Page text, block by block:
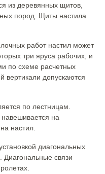
из деревянных щитов,
пород. Щиты настила
работ настил может
три яруса рабочих, и
по схеме расчетных
вертикали допускаются
по лестницам.
на
настил.
диагональных
Диагональные связи